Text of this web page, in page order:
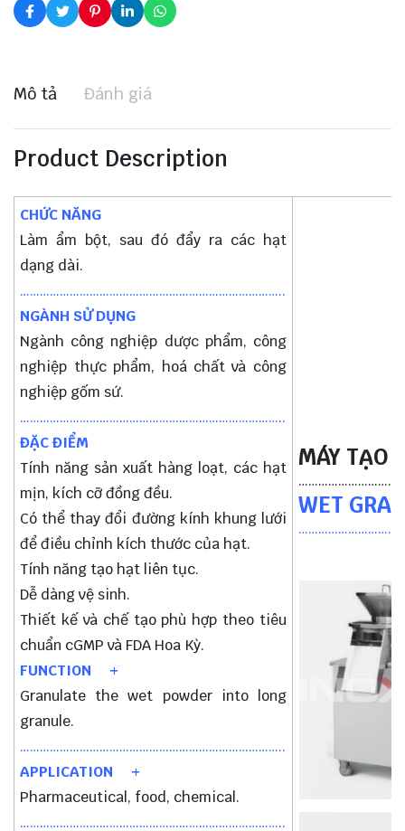
Mô tả Đánh giá
Product Description
CHỨC NĂNG
Làm ẩm bột, sau đó đẩy ra các hạt
dạng dài.
……………………………………………………………………..
NGÀNH SỬ DỤNG
Ngành công nghiệp dược phẩm, công
nghiệp thực phẩm, hoá chất và công
nghiệp gốm sứ.
……………………………………………………………………..
ĐẶC ĐIỂM
Tính năng sản xuất hàng loạt, các hạt
mịn, kích cỡ đồng đều.
Có thể thay đổi đường kính khung lưới
để điều chỉnh kích thước của hạt.
Tính năng tạo hạt liên tục.
Dễ dàng vệ sinh.
Thiết kế và chế tạo phù hợp theo tiêu
chuẩn cGMP và FDA Hoa Kỳ.
FUNCTION +
Granulate the wet powder into long
granule.
……………………………………………………………………..
APPLICATION +
Pharmaceutical, food, chemical.
……………………………………………………………………..
MÁY TẠO
WET